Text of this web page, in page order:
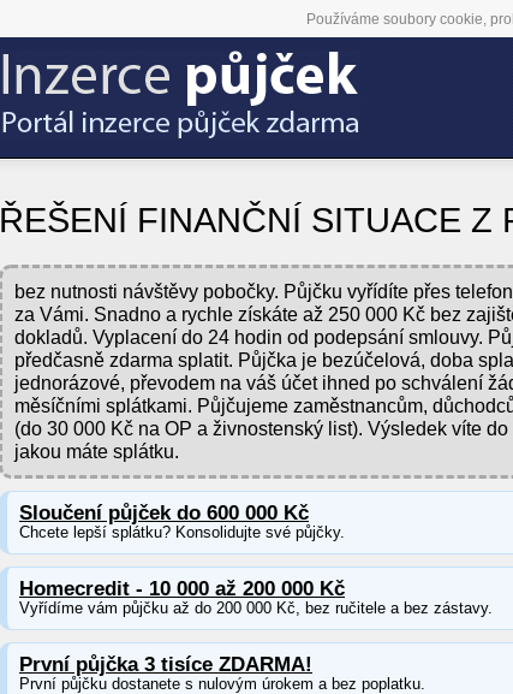
Používáme soubory cookie,
ŘEŠENÍ FINANČNÍ SITUACE Z
bez nutnosti návštěvy pobočky. Půjčku vyřídíte přes
za Vámi. Snadno a rychle získáte až 250 000 Kč bez
dokladů. Vyplacení do 24 hodin od podepsání smlouvy.
předčasně zdarma splatit. Půjčka je bezúčelová, doba
jednorázové, převodem na váš účet ihned po schválení
měsíčními splátkami. Půjčujeme zaměstnancům,
(do 30 000 Kč na OP a živnostenský list). Výsledek víte
jakou máte splátku.
Sloučení půjček do 600 000 Kč
Chcete lepší splátku? Konsolidujte své půjčky.
Homecredit - 10 000 až 200 000 Kč
Vyřídíme vám půjčku až do 200 000 Kč, bez ručitele a bez zástavy.
První půjčka 3 tisíce ZDARMA!
První půjčku dostanete s nulovým úrokem a bez poplatku.